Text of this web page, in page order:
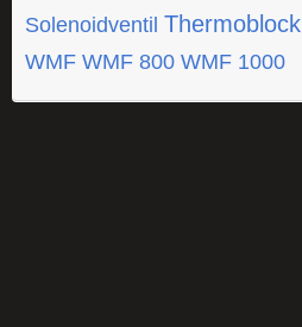
Solenoidventil Thermoblock
WMF WMF 800 WMF 1000